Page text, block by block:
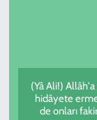
(Yâ Ali!)
hidâyete
de onları